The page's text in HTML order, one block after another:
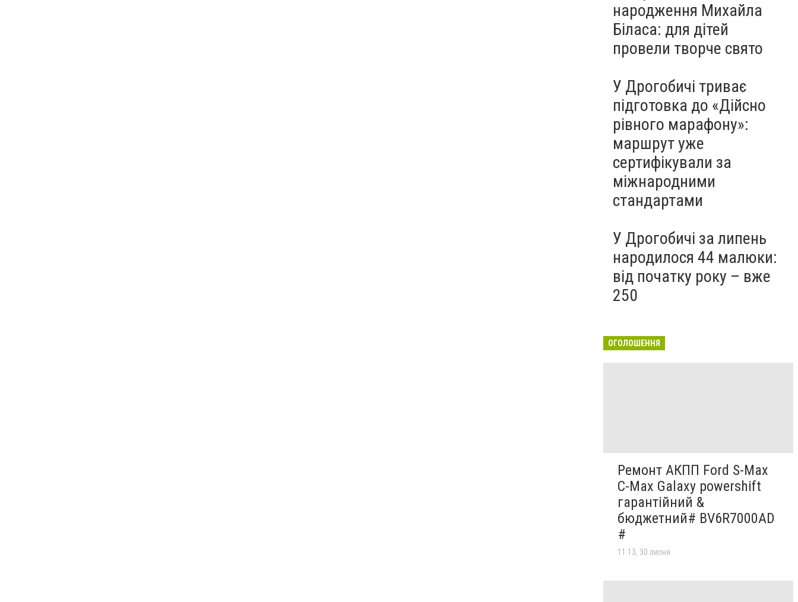
народження Михайла
Біласа: для дітей
провели творче свято
У Дрогобичі триває
підготовка до «Дійсно
рівного марафону»:
маршрут уже
сертифікували за
міжнародними
стандартами
У Дрогобичі за липень
народилося 44 малюки:
від початку року – вже
250
ОГОЛОШЕННЯ
Ремонт АКПП Ford S-Max
C-Max Galaxy powershift
гарантійний &
бюджетний# BV6R7000AD
#
11:13, 30 липня